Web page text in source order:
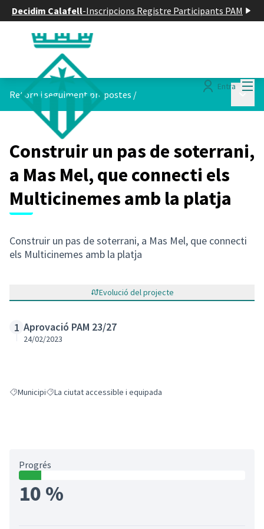
Decidim Calafell-Inscripcions Registre Participants PAM
Entra
Retorn i seguiment propostes /
Construir un pas de soterrani,
a Mas Mel, que connecti els
Multicinemes amb la platja
Construir un pas de soterrani, a Mas Mel, que connecti
els Multicinemes amb la platja
Evolució del projecte
1 Aprovació PAM 23/27
24/02/2023
Resultats en filtrar per: Municipi
MunicipiResultats en filtrar per: La ciutat accessible i equipada
La ciutat accessible i equipada
Progrés
10 %